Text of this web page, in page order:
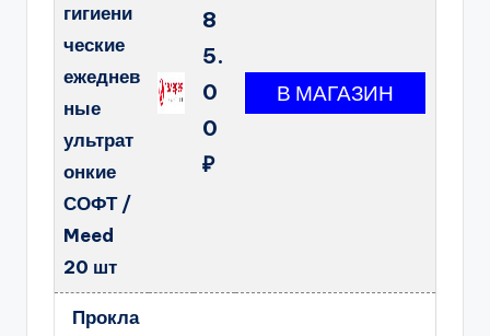
гигиени
ческие
ежеднев
ные
ультрат
онкие
СОФТ /
Meed
20 шт
8
5.
0
0
₽
Прокла